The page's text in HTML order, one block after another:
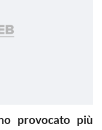
provocato più